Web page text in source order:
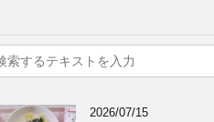
2026/07/15